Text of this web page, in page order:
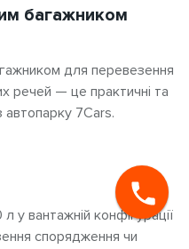
багажником
для перевезення
речей — це практичні та
автопарку 7Cars.
у вантажній конфігурації
спорядження чи